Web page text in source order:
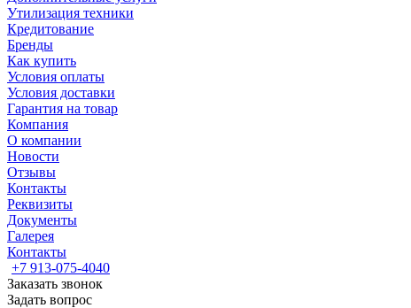
Утилизация техники
Кредитование
Бренды
Как купить
Условия оплаты
Условия доставки
Гарантия на товар
Компания
О компании
Новости
Отзывы
Контакты
Реквизиты
Документы
Галерея
Контакты
+7 913-075-4040
Заказать звонок
Задать вопрос